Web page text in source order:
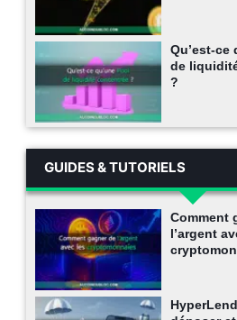
Qu’est-ce
de
?
GUIDES & TUTORIELS
Comment
l’argent